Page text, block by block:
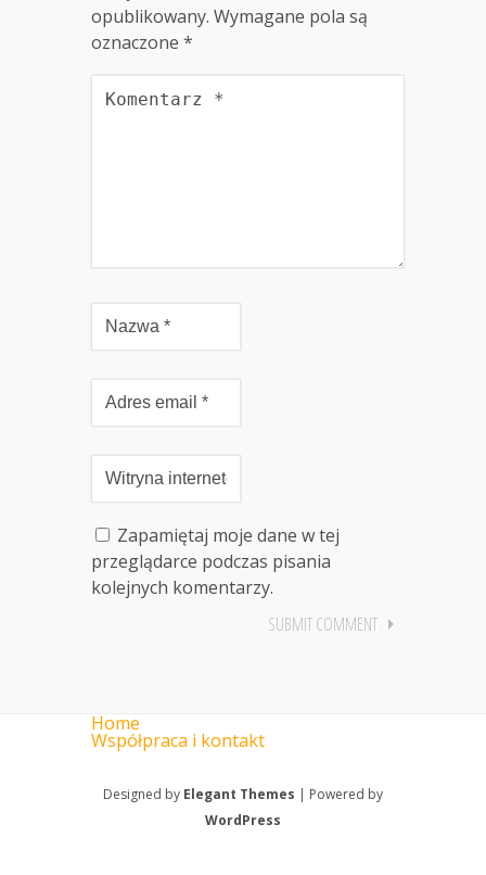
opublikowany. Wymagane pola są
oznaczone *
Zapamiętaj moje dane w tej
przeglądarce podczas pisania
kolejnych komentarzy.
Home
Współpraca i kontakt
Designed by Elegant Themes | Powered by
WordPress